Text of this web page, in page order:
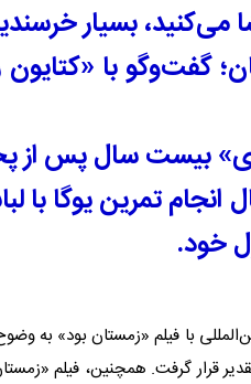
می‌کنید، بسیار
گفت‌وگو با
بیست سال پس از
تمرین یوگا با
خود.
با فیلم «زمستان بود» به
قرار گرفت. همچنین، فیلم